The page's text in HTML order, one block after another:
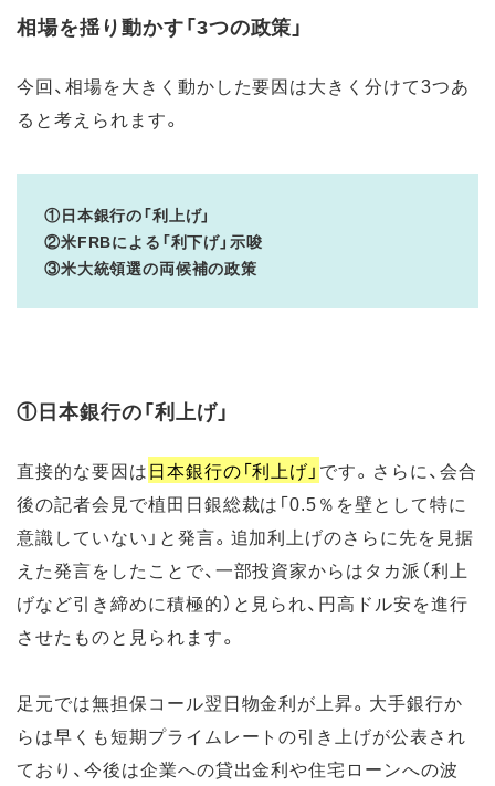
相場を揺り動かす「3つの政策」
今回、相場を大きく動かした要因は大きく分けて3つあ
ると考えられます。
①日本銀行の「利上げ」
②米FRBによる「利下げ」示唆
③米大統領選の両候補の政策
①日本銀行の「利上げ」
直接的な要因は日本銀行の「利上げ」 です。さらに、会合
後の記者会見で植田日銀総裁は「0.5％を壁として特に
意識していない」と発言。追加利上げのさらに先を見据
えた発言をしたことで、一部投資家からはタカ派（利上
げなど引き締めに積極的）と見られ、円高ドル安を進行
させたものと見られます。
足元では無担保コール翌日物金利が上昇。大手銀行か
らは早くも短期プライムレートの引き上げが公表され
ており、今後は企業への貸出金利や住宅ローンへの波